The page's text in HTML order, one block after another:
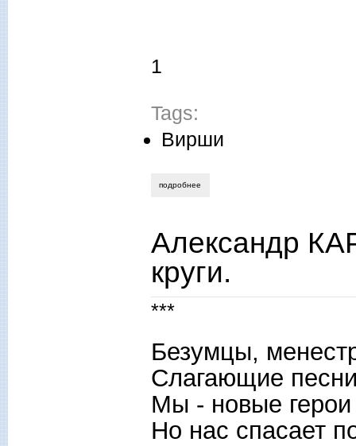
1
Tags:
Вирши
подробнее
Александр
круги.
***
Безумцы,
Слагающие
Мы - новые
Но нас спасает